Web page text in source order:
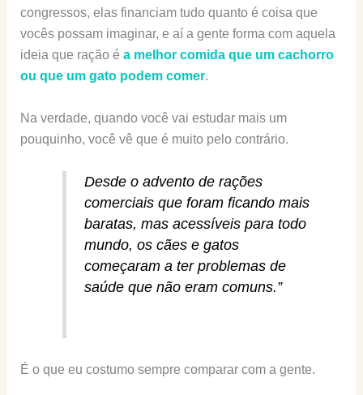
congressos, elas financiam tudo quanto é coisa que
vocês possam imaginar, e aí a gente forma com aquela
ideia que ração é a melhor comida que um cachorro
ou que um gato podem comer.
Na verdade, quando você vai estudar mais um
pouquinho, você vê que é muito pelo contrário.
Desde o advento de rações
comerciais que foram ficando mais
baratas, mas acessíveis para todo
mundo, os cães e gatos
começaram a ter problemas de
saúde que não eram comuns.”
É o que eu costumo sempre comparar com a gente.